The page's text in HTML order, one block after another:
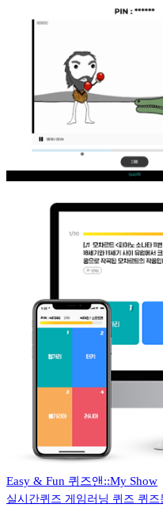
Easy & Fun 퀴즈앤::My Show
실시간퀴즈 게임러닝 퀴즈 퀴